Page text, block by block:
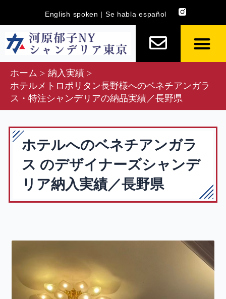
を
English spoken | Se habla español
ホーム
納入実績
ホテルメトロポリタン長野様へのベネチアンガラ
ス・特注シャンデリアの納品実績／長野県
ホテルへのベネチアンガラ
ス のデザイナーズシャンデ
リア納入実績／長野県